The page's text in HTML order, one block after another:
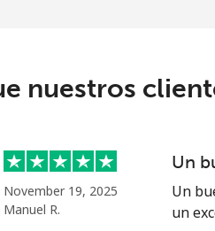
nuestros
November 19, 2025
Manuel R.
Un
Un
un